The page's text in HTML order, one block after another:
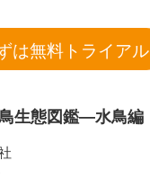
は無料トライアル
生態図鑑―水鳥編